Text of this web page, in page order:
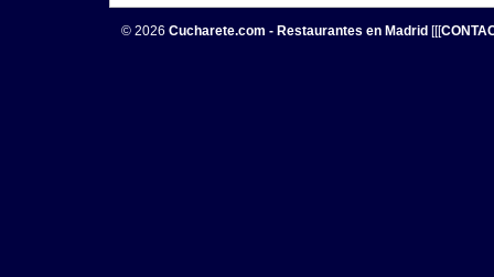
© 2026 Cucharete.com - Restaurantes en Madrid [[[